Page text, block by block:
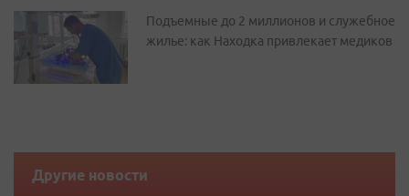
Подъемные до 2 миллионов и служебное
жилье: как Находка привлекает медиков
Другие новости